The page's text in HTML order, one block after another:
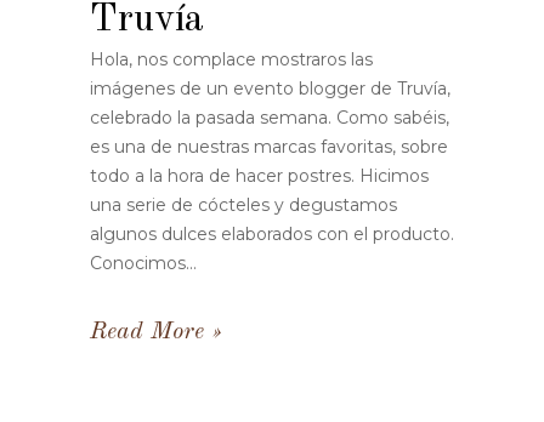
Truvía
Hola, nos complace mostraros las
imágenes de un evento blogger de Truvía,
celebrado la pasada semana. Como sabéis,
es una de nuestras marcas favoritas, sobre
todo a la hora de hacer postres. Hicimos
una serie de cócteles y degustamos
algunos dulces elaborados con el producto.
Conocimos...
Read More